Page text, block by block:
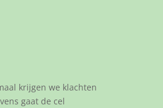
krijgen we klachten
gaat de cel